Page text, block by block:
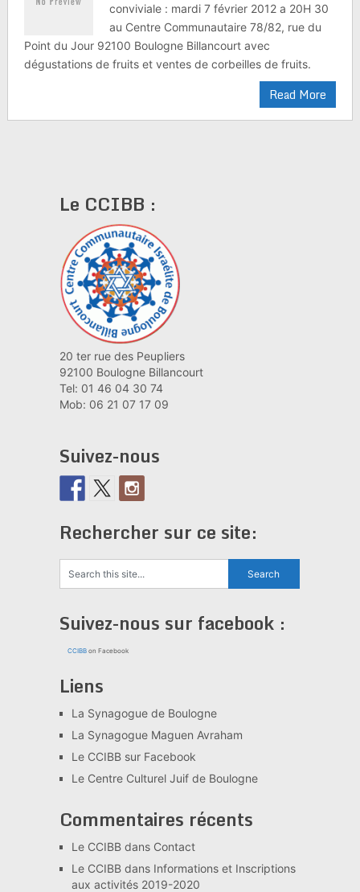
conviviale : mardi 7 février 2012 a 20H 30
au Centre Communautaire 78/82, rue du
Point du Jour 92100 Boulogne Billancourt avec
dégustations de fruits et ventes de corbeilles de fruits.
Read More
Le CCIBB :
20 ter rue des Peupliers
92100 Boulogne Billancourt
Tel: 01 46 04 30 74
Mob: 06 21 07 17 09
Suivez-nous
Rechercher sur ce site:
Suivez-nous sur facebook :
CCIBBon Facebook
Liens
La Synagogue de Boulogne
La Synagogue Maguen Avraham
Le CCIBB sur Facebook
Le Centre Culturel Juif de Boulogne
Commentaires récents
Le CCIBBdans Contact
Le CCIBBdans Informations et Inscriptions
aux activités 2019-2020